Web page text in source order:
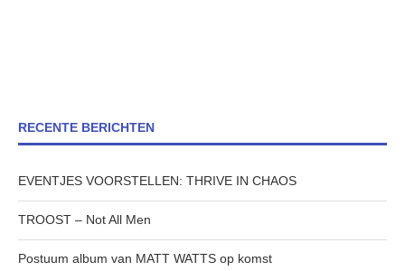
RECENTE BERICHTEN
EVENTJES VOORSTELLEN: THRIVE IN CHAOS
TROOST – Not All Men
Postuum album van MATT WATTS op komst